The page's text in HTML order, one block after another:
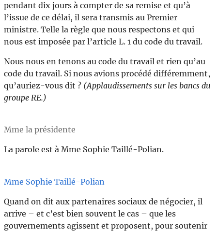
pendant dix jours à compter de sa remise et qu’à
l’issue de ce délai, il sera transmis au Premier
ministre. Telle la règle que nous respectons et qui
nous est imposée par l’article L. 1 du code du travail.
Nous nous en tenons au code du travail et rien qu’au
code du travail. Si nous avions procédé différemment,
qu’auriez-vous dit ? (Applaudissements sur les bancs du
groupe RE.)
Mme la présidente
La parole est à Mme Sophie Taillé-Polian.
Mme Sophie Taillé-Polian
Quand on dit aux partenaires sociaux de négocier, il
arrive – et c’est bien souvent le cas – que les
gouvernements agissent et proposent, pour soutenir